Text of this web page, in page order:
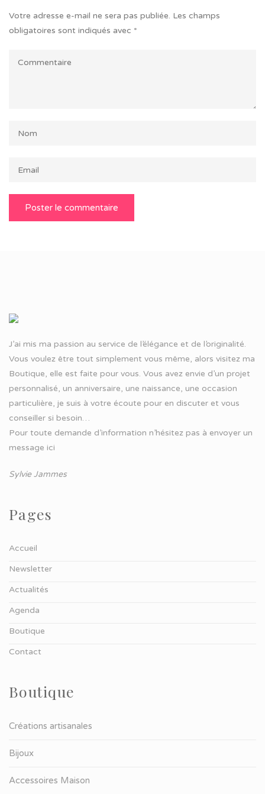
Votre adresse e-mail ne sera pas publiée. Les champs
obligatoires sont indiqués avec *
J’ai mis ma passion au service de l’élégance et de l’originalité.
Vous voulez être tout simplement vous même, alors visitez ma
Boutique, elle est faite pour vous. Vous avez envie d’un projet
personnalisé, un anniversaire, une naissance, une occasion
particulière, je suis à votre écoute pour en discuter et vous
conseiller si besoin…
Pour toute demande d’information n’hésitez pas à envoyer un
message ici
Sylvie Jammes
Pages
Accueil
Newsletter
Actualités
Agenda
Boutique
Contact
Boutique
Créations artisanales
Bijoux
Accessoires Maison